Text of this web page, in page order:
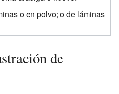
o en polvo; o de láminas
de